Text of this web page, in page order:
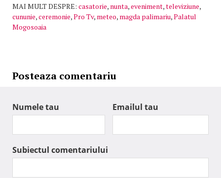
MAI MULT DESPRE: casatorie, nunta,eveniment,televiziune,
cununie,ceremonie,Pro Tv, meteo, magda palimariu,Palatul
Mogosoaia
Posteaza comentariu
Numele tau Emailul tau
Subiectul comentariului